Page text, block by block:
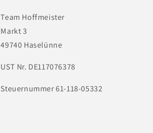
Team Hoffmeister
Markt 3
49740 Haselünne
UST Nr. DE117076378
Steuernummer 61-118-05332